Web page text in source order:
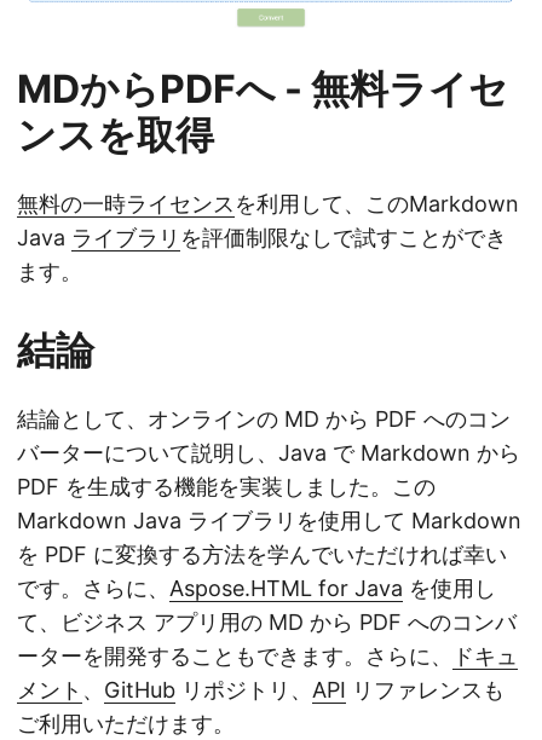
MDからPDFへ - 無料ライセ
ンスを取得
無料の一時ライセンス を利用して、このMarkdown
Java ライブラリ を評価制限なしで試すことができ
ます。
結論
結論として、オンラインの MD から PDF へのコン
バーターについて説明し、Java で Markdown から
PDF を生成する機能を実装しました。この
Markdown Java ライブラリを使用して Markdown
を PDF に変換する方法を学んでいただければ幸い
です。さらに、 Aspose.HTML for Java を使用し
て、ビジネス アプリ用の MD から PDF へのコンバ
ーターを開発することもできます。さらに、
ドキュ
メント 、 GitHub リポジトリ、 API リファレンスも
ご利用いただけます。